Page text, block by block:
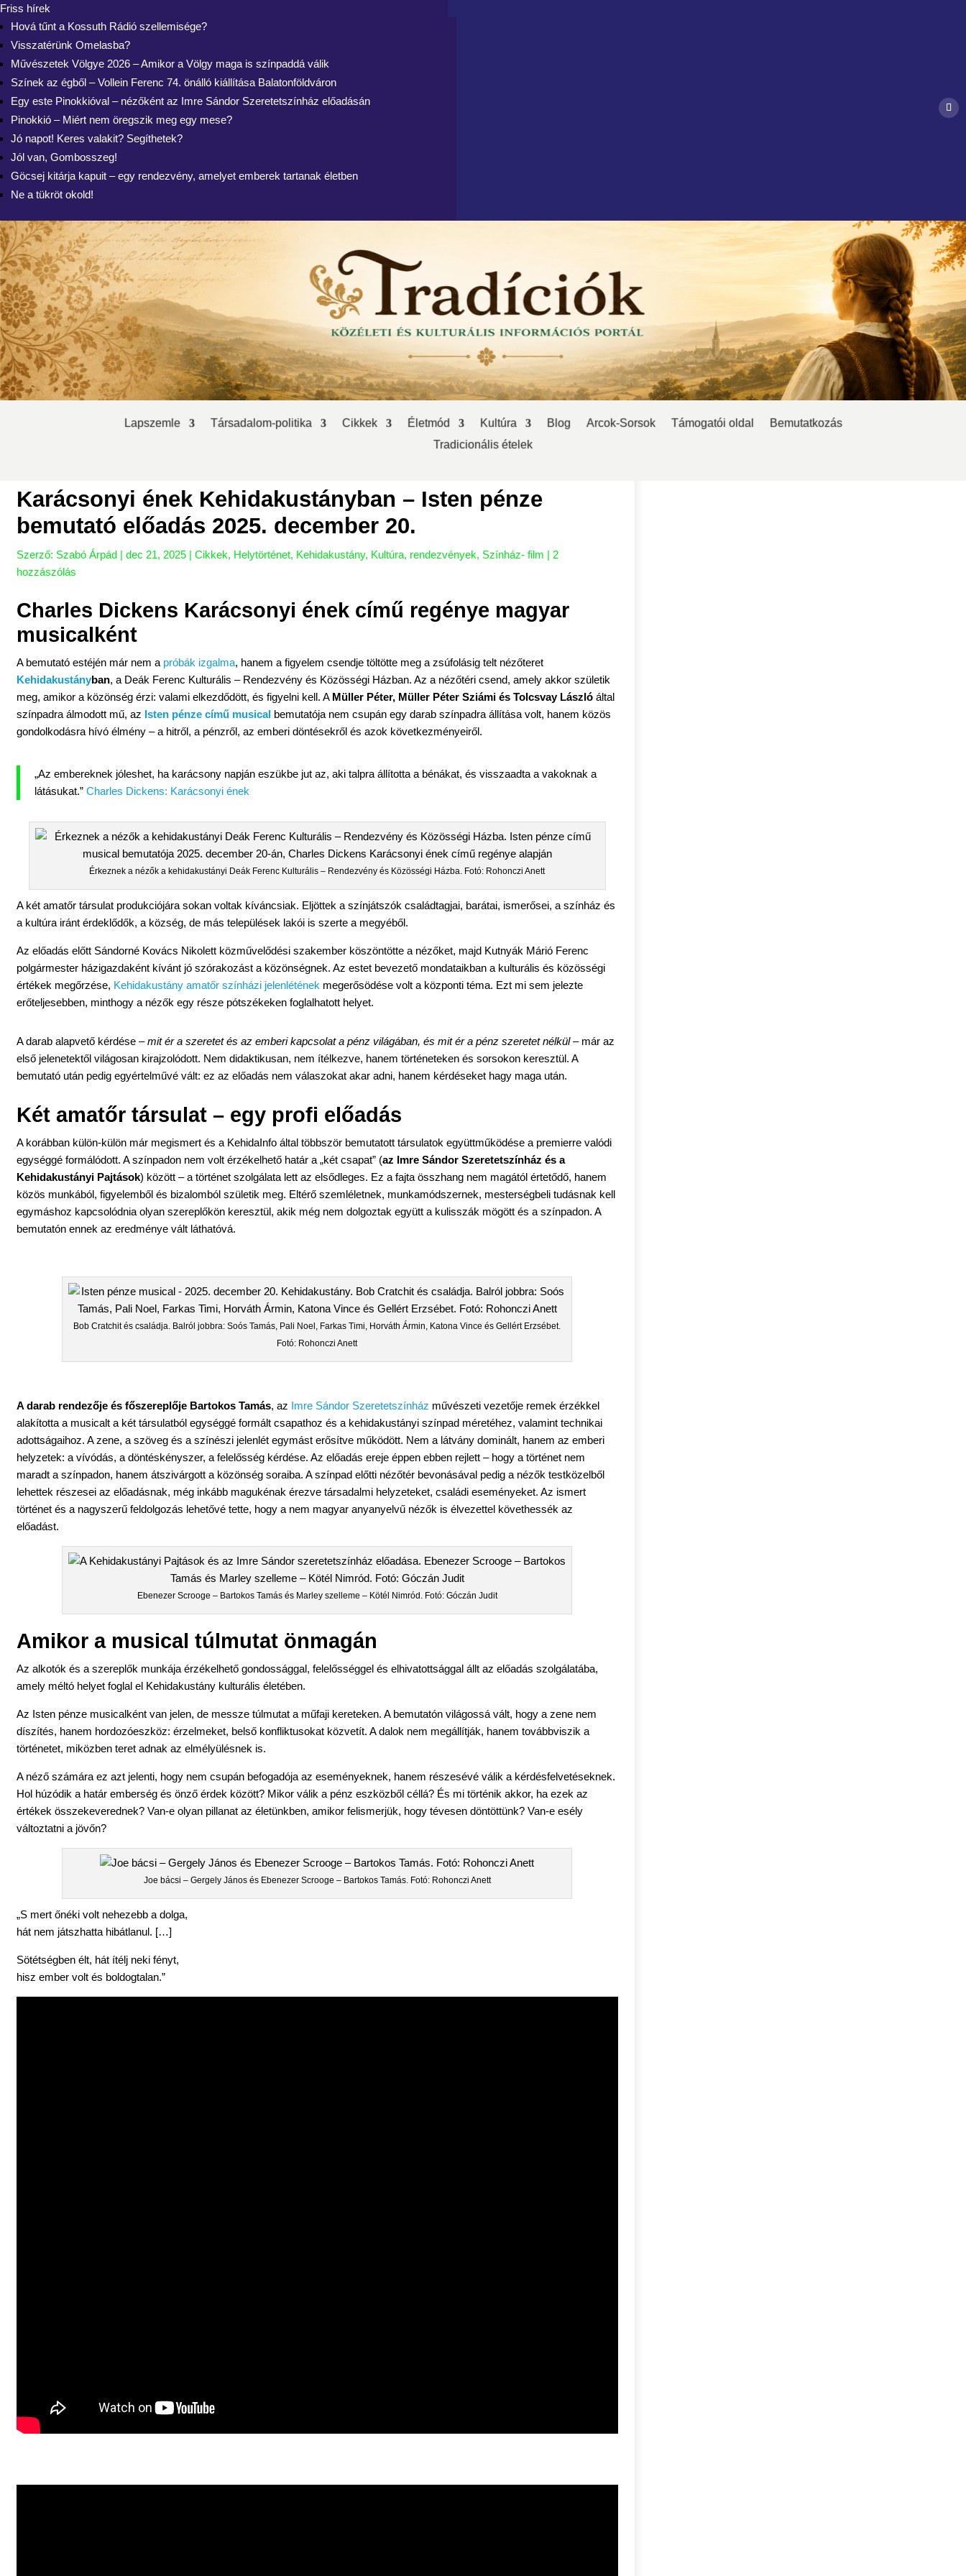
Friss hírek
Hová tűnt a Kossuth Rádió szellemisége?
Visszatérünk Omelasba?
Művészetek Völgye 2026 – Amikor a Völgy maga is színpaddá válik
Színek az égből – Vollein Ferenc 74. önálló kiállítása Balatonföldváron
Egy este Pinokkióval – nézőként az Imre Sándor Szeretetszínház előadásán
Pinokkió – Miért nem öregszik meg egy mese?
Jó napot! Keres valakit? Segíthetek?
Jól van, Gombosszeg!
Göcsej kitárja kapuit – egy rendezvény, amelyet emberek tartanak életben
Ne a tükröt okold!
Lapszemle Társadalom-politika Cikkek Életmód Kultúra Blog Arcok-Sorsok Támogatói oldal
Bemutatkozás
Tradicionális ételek
Karácsonyi ének Kehidakustányban – Isten pénze
bemutató előadás 2025. december 20.
Szerző: Szabó Árpád | dec 21, 2025 | Cikkek, Helytörténet, Kehidakustány, Kultúra, rendezvények, Színház- film | 2
hozzászólás
Charles Dickens Karácsonyi ének című regénye magyar
musicalként
A bemutató estéjén már nem a próbák izgalma, hanem a figyelem csendje töltötte meg a zsúfolásig telt nézőteret
Kehidakustányban, a Deák Ferenc Kulturális – Rendezvény és Közösségi Házban. Az a nézőtéri csend, amely akkor születik
meg, amikor a közönség érzi: valami elkezdődött, és figyelni kell. A Müller Péter, Müller Péter Sziámi és Tolcsvay László által
színpadra álmodott mű, az Isten pénze című musical bemutatója nem csupán egy darab színpadra állítása volt, hanem közös
gondolkodásra hívó élmény – a hitről, a pénzről, az emberi döntésekről és azok következményeiről.
„Az embereknek jóleshet, ha karácsony napján eszükbe jut az, aki talpra állította a bénákat, és visszaadta a vakoknak a
látásukat.” Charles Dickens: Karácsonyi ének
Érkeznek a nézők a kehidakustányi Deák Ferenc Kulturális – Rendezvény és Közösségi Házba. Fotó: Rohonczi Anett
A két amatőr társulat produkciójára sokan voltak kíváncsiak. Eljöttek a színjátszók családtagjai, barátai, ismerősei, a színház és
a kultúra iránt érdeklődők, a község, de más települések lakói is szerte a megyéből.
Az előadás előtt Sándorné Kovács Nikolett közművelődési szakember köszöntötte a nézőket, majd Kutnyák Márió Ferenc
polgármester házigazdaként kívánt jó szórakozást a közönségnek. Az estet bevezető mondataikban a kulturális és közösségi
értékek megőrzése, Kehidakustány amatőr színházi jelenlétének megerősödése volt a központi téma. Ezt mi sem jelezte
erőteljesebben, minthogy a nézők egy része pótszékeken foglalhatott helyet.
A darab alapvető kérdése –mit ér a szeretet és az emberi kapcsolat a pénz világában, és mit ér a pénz szeretet nélkül– már az
első jelenetektől világosan kirajzolódott. Nem didaktikusan, nem ítélkezve, hanem történeteken és sorsokon keresztül. A
bemutató után pedig egyértelművé vált: ez az előadás nem válaszokat akar adni, hanem kérdéseket hagy maga után.
Két amatőr társulat – egy profi előadás
A korábban külön-külön már megismert és a KehidaInfo által többször bemutatott társulatok együttműködése a premierre valódi
egységgé formálódott. A színpadon nem volt érzékelhető határ a „két csapat” (az Imre Sándor Szeretetszínház és a
Kehidakustányi Pajtások) között – a történet szolgálata lett az elsődleges. Ez a fajta összhang nem magától értetődő, hanem
közös munkából, figyelemből és bizalomból születik meg. Eltérő szemléletnek, munkamódszernek, mesterségbeli tudásnak kell
egymáshoz kapcsolódnia olyan szereplőkön keresztül, akik még nem dolgoztak együtt a kulisszák mögött és a színpadon. A
bemutatón ennek az eredménye vált láthatóvá.
Bob Cratchit és családja. Balról jobbra: Soós Tamás, Pali Noel, Farkas Timi, Horváth Ármin, Katona Vince és Gellért Erzsébet.
Fotó: Rohonczi Anett
A darab rendezője és főszereplője Bartokos Tamás, az Imre Sándor Szeretetszínház művészeti vezetője remek érzékkel
alakította a musicalt a két társulatból egységgé formált csapathoz és a kehidakustányi színpad méretéhez, valamint technikai
adottságaihoz. A zene, a szöveg és a színészi jelenlét egymást erősítve működött. Nem a látvány dominált, hanem az emberi
helyzetek: a vívódás, a döntéskényszer, a felelősség kérdése. Az előadás ereje éppen ebben rejlett – hogy a történet nem
maradt a színpadon, hanem átszivárgott a közönség soraiba. A színpad előtti nézőtér bevonásával pedig a nézők testközelből
lehettek részesei az előadásnak, még inkább magukénak érezve társadalmi helyzeteket, családi eseményeket. Az ismert
történet és a nagyszerű feldolgozás lehetővé tette, hogy a nem magyar anyanyelvű nézők is élvezettel követhessék az
előadást.
Ebenezer Scrooge – Bartokos Tamás és Marley szelleme – Kötél Nimród. Fotó: Góczán Judit
Amikor a musical túlmutat önmagán
Az alkotók és a szereplők munkája érzékelhető gondossággal, felelősséggel és elhivatottsággal állt az előadás szolgálatába,
amely méltó helyet foglal el Kehidakustány kulturális életében.
Az Isten pénze musicalként van jelen, de messze túlmutat a műfaji kereteken. A bemutatón világossá vált, hogy a zene nem
díszítés, hanem hordozóeszköz: érzelmeket, belső konfliktusokat közvetít. A dalok nem megállítják, hanem továbbviszik a
történetet, miközben teret adnak az elmélyülésnek is.
A néző számára ez azt jelenti, hogy nem csupán befogadója az eseményeknek, hanem részesévé válik a kérdésfelvetéseknek.
Hol húzódik a határ emberség és önző érdek között? Mikor válik a pénz eszközből céllá? És mi történik akkor, ha ezek az
értékek összekeverednek? Van-e olyan pillanat az életünkben, amikor felismerjük, hogy tévesen döntöttünk? Van-e esély
változtatni a jövőn?
Joe bácsi – Gergely János és Ebenezer Scrooge – Bartokos Tamás. Fotó: Rohonczi Anett
„S mert őnéki volt nehezebb a dolga,
hát nem játszhatta hibátlanul. […]
Sötétségben élt, hát ítélj neki fényt,
hisz ember volt és boldogtalan.”